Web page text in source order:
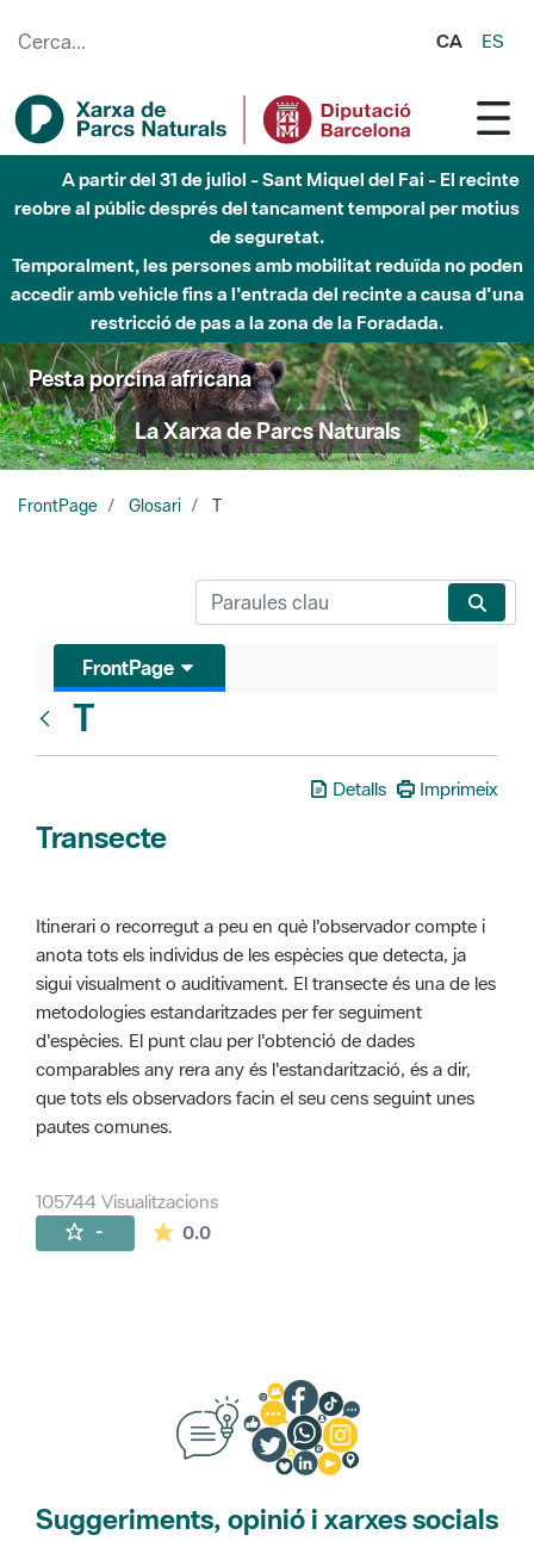
CA ES
A partir del 31 de juliol - Sant Miquel del Fai - El recinte
reobre al públic després del tancament temporal per motius
de seguretat.
Temporalment, les persones amb mobilitat reduïda no poden
accedir amb vehicle fins a l'entrada del recinte a causa d'una
restricció de pas a la zona de la Foradada.
Pesta porcina africana
La Xarxa de Parcs Naturals
FrontPage Glosari T
FrontPage
T
Detalls Imprimeix
Transecte
Itinerari o recorregut a peu en què l'observador compte i
anota tots els individus de les espècies que detecta, ja
sigui visualment o auditivament. El transecte és una de les
metodologies estandaritzades per fer seguiment
d'espècies. El punt clau per l'obtenció de dades
comparables any rera any és l'estandarització, és a dir,
que tots els observadors facin el seu cens seguint unes
pautes comunes.
105744 Visualitzacions
- 0.0La mitjana de les valoracions és de 0
Suggeriments, opinió i xarxes socials